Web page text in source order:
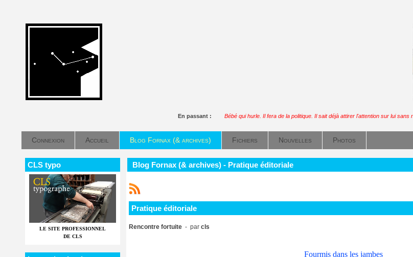
En passant : Bébé qui hurle. Il fera de la politique. Il sait déjà attirer l'attention sur lui sans
Connexion Accueil Blog Fornax (& archives) Fichiers Nouvelles Photos
CLS typo
LE SITE PROFESSIONNEL
DE CLS
Blog Fornax (& archives) - Pratique éditoriale
Pratique éditoriale
Rencontre fortuite - par cls
Fourmis dans les jambes